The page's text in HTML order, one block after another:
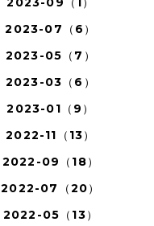
2023-07（6）
2023-05（7）
2023-03（6）
2023-01（9）
2022-11（13）
2022-09（18）
2022-07（20）
2022-05（13）